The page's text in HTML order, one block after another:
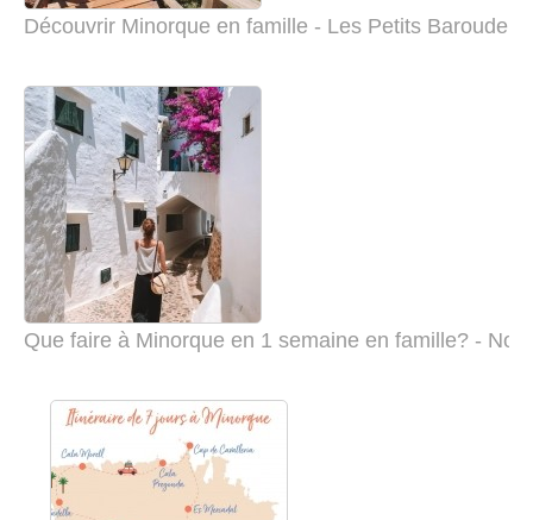
Découvrir Minorque en famille - Les Petits
Que faire à Minorque en 1 semaine en famille? - Nos